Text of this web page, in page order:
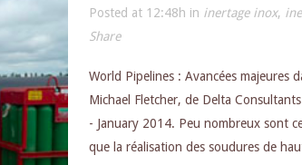
Posted at 12:48h in inertage inox,
Share
World Pipelines : Avancées majeures
Michael Fletcher, de Delta
- January 2014. Peu nombreux sont
que la réalisation des soudures de